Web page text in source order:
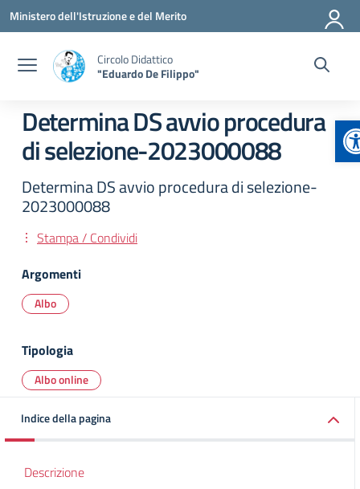
Vai ai contenuti
Vai al menu di navigazione
Vai al footer
Ministero dell'Istruzione e del Merito
Circolo Didattico
"Eduardo De Filippo"
Determina DS avvio procedura
di selezione-2023000088
Determina DS avvio procedura di selezione-
2023000088
Stampa / Condividi
Argomenti
Albo
Tipologia
Albo online
Indice della pagina
Descrizione